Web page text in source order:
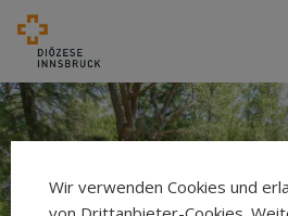
Wir verwenden Cookies und